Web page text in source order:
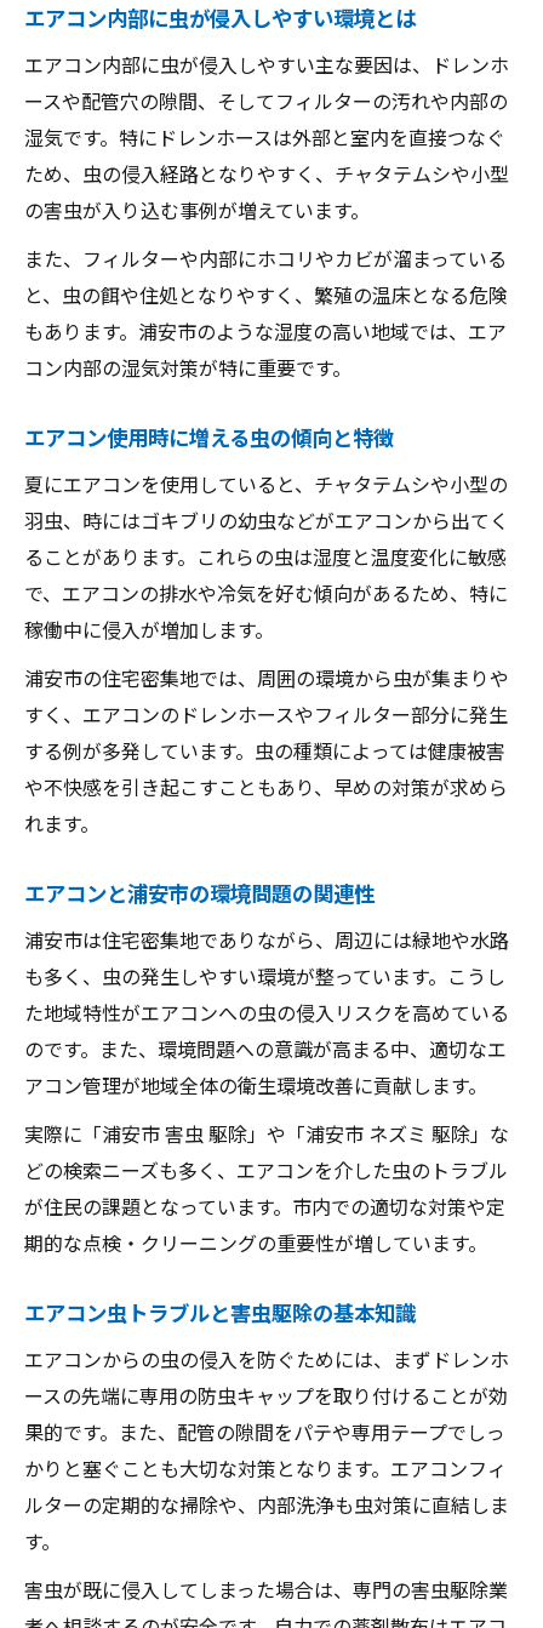
エアコン掃除で虫を防ぐ家庭の工夫を紹介
ドレンホースからの虫侵入を防ぐコツ
エアコンのドレンホース対策が防虫の鍵
エアコン虫対策に効果的なドレンホースの
工夫
ドレンホースからの虫侵入とその予防策
エアコンと害虫駆除の観点から見た対処法
家庭でできるエアコン防虫グッズの選び方
快適な夏を守るエアコンの衛生管理術
エアコンの衛生管理が虫対策の第一歩
エアコン夏場の衛生管理で快適な室内維持
エアコン掃除と虫発生予防の効果的な方法
エアコン管理と浦安市の害虫駆除の連携法
エアコンの清潔維持で家族の健康を守る工
夫
虫トラブルと浦安市の住環境との関係
エアコン虫トラブルが浦安市で多い理由
エアコンと浦安市の住宅環境の関連性
環境問題とエアコン虫被害の最新動向
エアコン使用時の害虫駆除と住環境改善策
エアコン内部に虫が侵入しやすい環境とは
エアコン内部に虫が侵入しやすい主な要因は、ドレンホ
ースや配管穴の隙間、そしてフィルターの汚れや内部の
湿気です。特にドレンホースは外部と室内を直接つなぐ
ため、虫の侵入経路となりやすく、チャタテムシや小型
の害虫が入り込む事例が増えています。
また、フィルターや内部にホコリやカビが溜まっている
と、虫の餌や住処となりやすく、繁殖の温床となる危険
もあります。浦安市のような湿度の高い地域では、エア
コン内部の湿気対策が特に重要です。
エアコン使用時に増える虫の傾向と特徴
夏にエアコンを使用していると、チャタテムシや小型の
羽虫、時にはゴキブリの幼虫などがエアコンから出てく
ることがあります。これらの虫は湿度と温度変化に敏感
で、エアコンの排水や冷気を好む傾向があるため、特に
稼働中に侵入が増加します。
浦安市の住宅密集地では、周囲の環境から虫が集まりや
すく、エアコンのドレンホースやフィルター部分に発生
する例が多発しています。虫の種類によっては健康被害
や不快感を引き起こすこともあり、早めの対策が求めら
れます。
エアコンと浦安市の環境問題の関連性
浦安市は住宅密集地でありながら、周辺には緑地や水路
も多く、虫の発生しやすい環境が整っています。こうし
た地域特性がエアコンへの虫の侵入リスクを高めている
のです。また、環境問題への意識が高まる中、適切なエ
アコン管理が地域全体の衛生環境改善に貢献します。
実際に「浦安市 害虫 駆除」や「浦安市 ネズミ 駆除」な
どの検索ニーズも多く、エアコンを介した虫のトラブル
が住民の課題となっています。市内での適切な対策や定
期的な点検・クリーニングの重要性が増しています。
エアコン虫トラブルと害虫駆除の基本知識
エアコンからの虫の侵入を防ぐためには、まずドレンホ
ースの先端に専用の防虫キャップを取り付けることが効
果的です。また、配管の隙間をパテや専用テープでしっ
かりと塞ぐことも大切な対策となります。エアコンフィ
ルターの定期的な掃除や、内部洗浄も虫対策に直結しま
す。
害虫が既に侵入してしまった場合は、専門の害虫駆除業